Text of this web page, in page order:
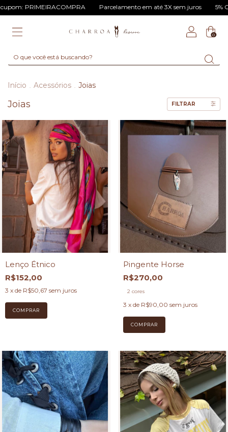
Parcelamento em até 3X sem juros 5% OFF via
0
Início . Acessórios . Joias
Joias FILTRAR
Lenço Étnico
R$152,00
3 x de R$50,67 sem juros
Pingente Horse
R$270,00
2 cores
3 x de R$90,00 sem juros
COMPRAR